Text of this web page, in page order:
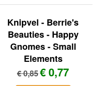
Knipvel - Berrie's
Beauties - Happy
Gnomes - Small
Elements
€ 0,85€ 0,77